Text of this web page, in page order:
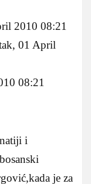
2010 08:21
01 April
08:21
i
je za